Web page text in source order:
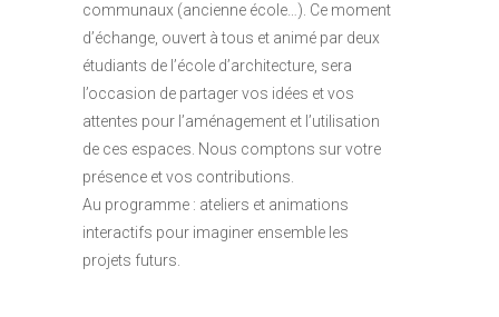
communaux (ancienne école…). Ce moment
d’échange, ouvert à tous et animé par deux
étudiants de l’école d’architecture, sera
l’occasion de partager vos idées et vos
attentes pour l’aménagement et l’utilisation
de ces espaces. Nous comptons sur votre
présence et vos contributions.
Au programme : ateliers et animations
interactifs pour imaginer ensemble les
projets futurs.